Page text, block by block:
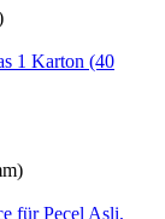
1 Karton (40
für Pecel Asli,